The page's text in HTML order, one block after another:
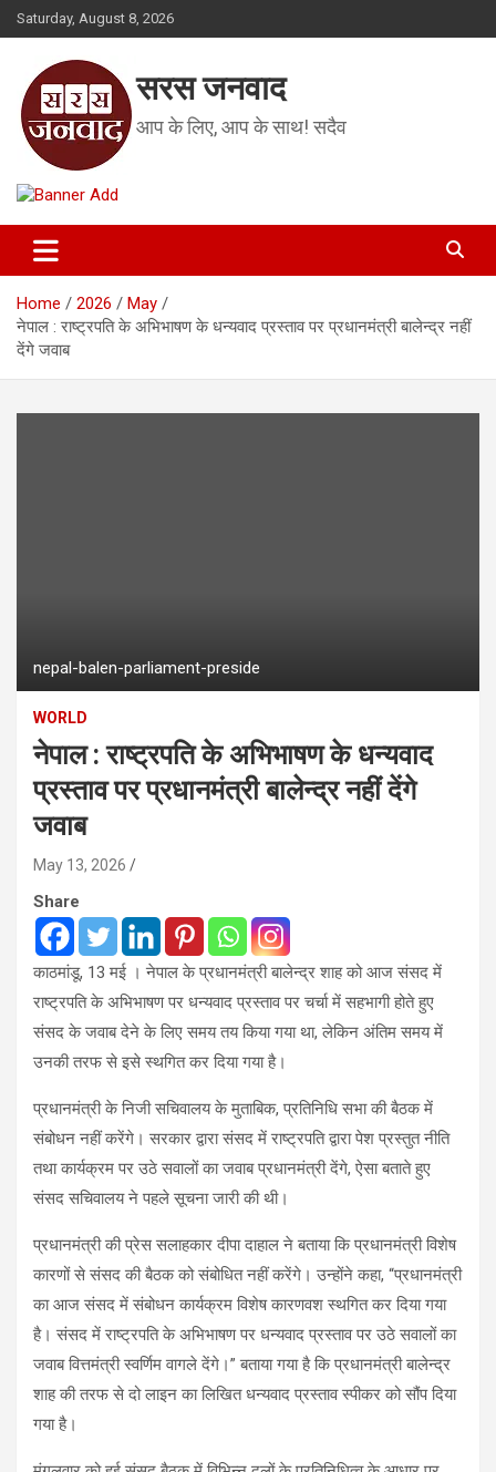
Skip
to
Saturday, August 8, 2026
सरस जनवाद
आप के लिए, आप के साथ! सदैव
Home 2026
May
नेपाल : राष्ट्रपति के अभिभाषण के धन्यवाद प्रस्ताव पर प्रधानमंत्री बालेन्द्र नहीं
देंगे जवाब
nepal-balen-parliament-preside
WORLD
नेपाल : राष्ट्रपति के अभिभाषण के धन्यवाद
प्रस्ताव पर प्रधानमंत्री बालेन्द्र नहीं देंगे
जवाब
May 13, 2026
Share
काठमांडू, 13 मई । नेपाल के प्रधानमंत्री बालेन्द्र शाह को आज संसद में
राष्ट्रपति के अभिभाषण पर धन्यवाद प्रस्ताव पर चर्चा में सहभागी होते हुए
संसद के जवाब देने के लिए समय तय किया गया था, लेकिन अंतिम समय में
उनकी तरफ से इसे स्थगित कर दिया गया है।
प्रधानमंत्री के निजी सचिवालय के मुताबिक, प्रतिनिधि सभा की बैठक में
संबोधन नहीं करेंगे। सरकार द्वारा संसद में राष्ट्रपति द्वारा पेश प्रस्तुत नीति
तथा कार्यक्रम पर उठे सवालों का जवाब प्रधानमंत्री देंगे, ऐसा बताते हुए
संसद सचिवालय ने पहले सूचना जारी की थी।
प्रधानमंत्री की प्रेस सलाहकार दीपा दाहाल ने बताया कि प्रधानमंत्री विशेष
कारणों से संसद की बैठक को संबोधित नहीं करेंगे। उन्होंने कहा, “प्रधानमंत्री
का आज संसद में संबोधन कार्यक्रम विशेष कारणवश स्थगित कर दिया गया
है। संसद में राष्ट्रपति के अभिभाषण पर धन्यवाद प्रस्ताव पर उठे सवालों का
जवाब वित्तमंत्री स्वर्णिम वागले देंगे।” बताया गया है कि प्रधानमंत्री बालेन्द्र
शाह की तरफ से दो लाइन का लिखित धन्यवाद प्रस्ताव स्पीकर को सौंप दिया
गया है।